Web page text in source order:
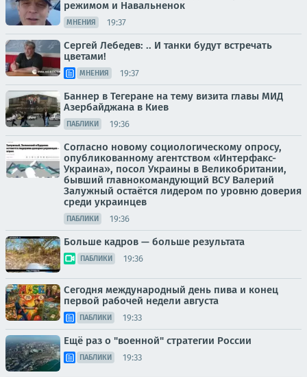
режимом и Навальненок
МНЕНИЯ 19:37
Сергей Лебедев: .. И танки будут встречать
цветами!
МНЕНИЯ 19:37
Баннер в Тегеране на тему визита главы МИД
Азербайджана в Киев
ПАБЛИКИ 19:36
Согласно новому социологическому опросу,
опубликованному агентством «Интерфакс-
Украина», посол Украины в Великобритании,
бывший главнокомандующий ВСУ Валерий
Залужный остаётся лидером по уровню доверия
среди украинцев
ПАБЛИКИ 19:36
Больше кадров — больше результата
ПАБЛИКИ 19:36
Сегодня международный день пива и конец
первой рабочей недели августа
ПАБЛИКИ 19:33
Ещё раз о "военной" стратегии России
ПАБЛИКИ 19:33